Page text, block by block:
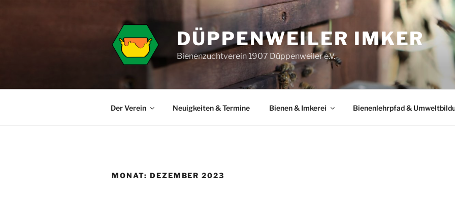
DÜPPENWEILER IMKER
Bienenzuchtverein 1907 Düppenweiler e.V.
Der Verein Neuigkeiten & Termine Bienen & Imkerei Bienenlehrpfad &
MONAT: DEZEMBER 2023